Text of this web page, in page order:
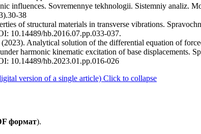
influences. Sovremennye tekhnologii. Sistemniy analiz.
38
of structural materials in transverse vibrations.
10.14489/hb.2016.07.pp.033-037.
Analytical solution of the differential equation of
harmonic kinematic excitation of base displacements.
10.14489/hb.2023.01.pp.016-026
version of a single article) Click to collapse
формат).